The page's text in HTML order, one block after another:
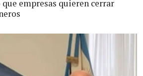
empresas quieren cerrar